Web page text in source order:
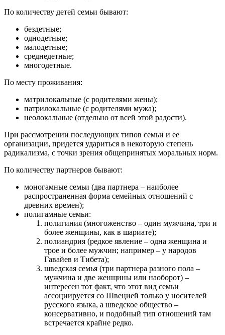
По количеству детей семьи бывают:
бездетные;
однодетные;
малодетные;
среднедетные;
многодетные.
По месту проживания:
матрилокальные (с родителями жены);
патрилокальные (с родителями мужа);
неолокальные (отдельно от всей этой радости).
При рассмотрении последующих типов семьи и ее
организации, придется удариться в некоторую степень
радикализма, с точки зрения общепринятых моральных норм.
По количеству партнеров бывают:
моногамные семьи (два партнера – наиболее
распространенная форма семейных отношений с
древних времен);
полигамные семьи:
полигиния (многоженство – один мужчина, три и
более женщины, как в шариате);
полиандрия (редкое явление – одна женщина и
трое и более мужчин; например – у народов
Гавайев и Тибета);
шведская семья (три партнера разного пола –
мужчина и две женщины или наоборот) –
интересен тот факт, что этот вид семьи
ассоциируется со Швецией только у носителей
русского языка, а шведское общество –
консервативно, и подобный тип отношений там
встречается крайне редко.